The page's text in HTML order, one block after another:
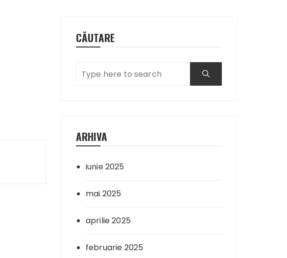
CĂUTARE
ARHIVA
iunie 2025
mai 2025
aprilie 2025
februarie 2025